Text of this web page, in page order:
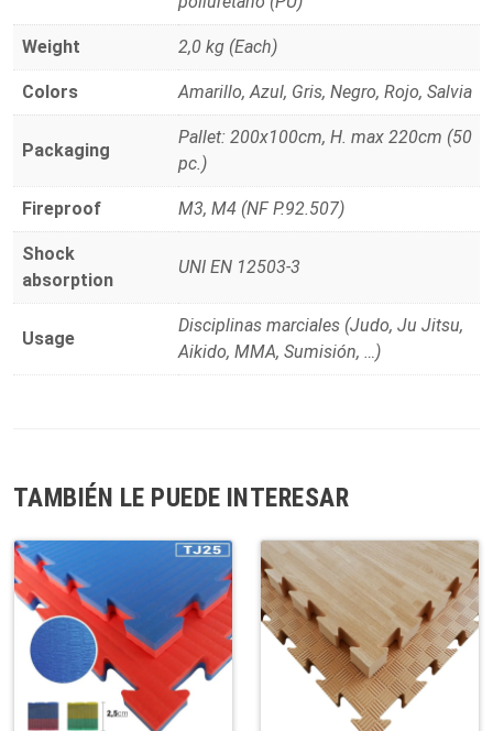
Weight 2,0 kg (Each)
Colors Amarillo, Azul, Gris, Negro, Rojo, Salvia
Packaging
Pallet: 200x100cm, H. max 220cm (50
pc.)
Fireproof M3, M4 (NF P.92.507)
Shock
absorption
UNI EN 12503-3
Usage
Disciplinas marciales (Judo, Ju Jitsu,
Aikido, MMA, Sumisión, …)
TAMBIÉN LE PUEDE INTERESAR